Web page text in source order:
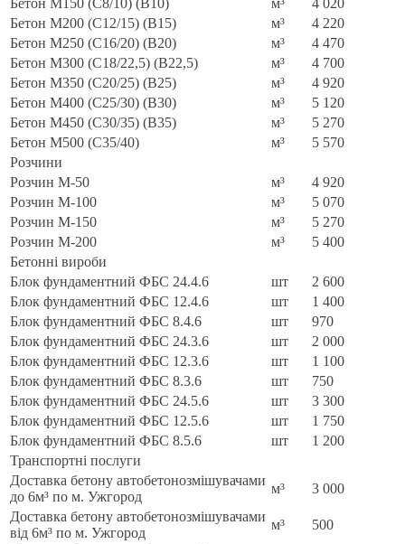
Бетон М150 (С8/10) (B10) м³
4 020
Бетон М200 (С12/15) (B15)
м³
4 220
Бетон М250 (С16/20) (B20)
м³
4 470
Бетон М300 (С18/22,5) (B22,5)
м³
4 700
Бетон М350 (С20/25) (B25)
м³
4 920
Бетон М400 (С25/30) (B30)
м³
5 120
Бетон М450 (С30/35) (B35)
м³
5 270
Бетон М500 (С35/40)
м³
5 570
Розчини
Розчин М-50
м³
4 920
Розчин М-100
м³
5 070
Розчин М-150
м³
5 270
Розчин М-200
м³
5 400
Бетонні вироби
Блок фундаментний ФБС 24.4.6
шт
2 600
Блок фундаментний ФБС 12.4.6
шт
1 400
Блок фундаментний ФБС 8.4.6
шт
970
Блок фундаментний ФБС 24.3.6
шт
2 000
Блок фундаментний ФБС 12.3.6
шт
1 100
Блок фундаментний ФБС 8.3.6
шт
750
Блок фундаментний ФБС 24.5.6
шт
3 300
Блок фундаментний ФБС 12.5.6
шт
1 750
Блок фундаментний ФБС 8.5.6
шт
1 200
Транспортні послуги
Доставка бетону автобетонозмішувачами
до 6м³ по м. Ужгород
м³
3 000
Доставка бетону автобетонозмішувачами
від 6м³ по м. Ужгород
м³
500